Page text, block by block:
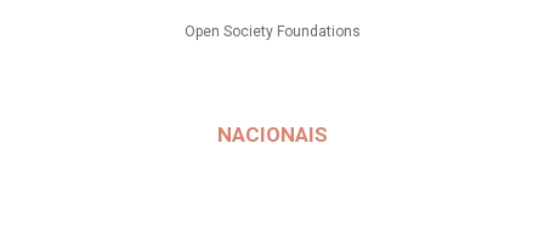
Open Society Foundations
NACIONAIS